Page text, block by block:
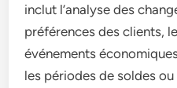
inclut l’analyse des
préférences des clients,
événements
les périodes de soldes